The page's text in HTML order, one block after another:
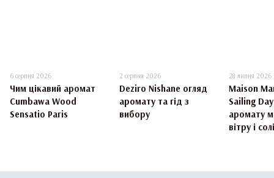
6 серпня 2026
Чим цікавий аромат
Cumbawa Wood
Sensatio Paris
2 серпня 2026
Deziro Nishane огляд
аромату та гід з
вибору
28 липня 2026
Maison
Sailing
аромату
вітру і